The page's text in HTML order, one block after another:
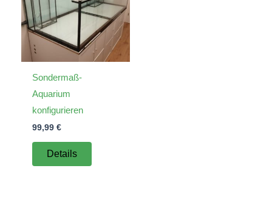
Sondermaß-
Aquarium
konfigurieren
99,99 €
Details